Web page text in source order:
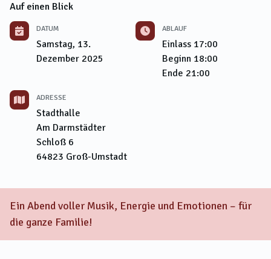
Auf einen Blick
DATUM
Samstag, 13.
Dezember 2025
ABLAUF
Einlass 17:00
Beginn 18:00
Ende 21:00
ADRESSE
Stadthalle
Am Darmstädter
Schloß 6
64823 Groß-Umstadt
Ein Abend voller Musik, Energie und Emotionen – für
die ganze Familie!